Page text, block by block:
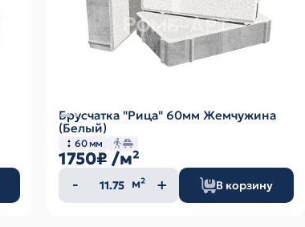
Брусчатка "Рица" 60мм Жемчужина
(Белый)
60 мм
1750₽ /м²
Количество
товара
м² В корзину